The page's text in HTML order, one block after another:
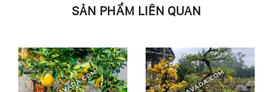
SẢN PHẨM LIÊN QUAN